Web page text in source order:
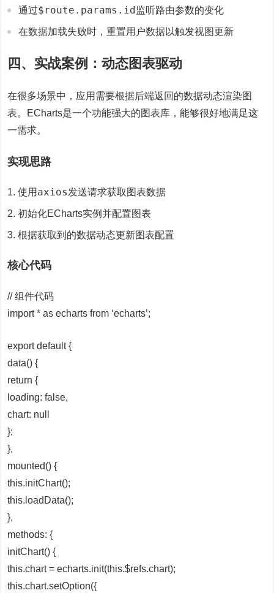
通过$route.params.id监听路由参数的变化
在数据加载失败时，重置用户数据以触发视图更新
四、实战案例：动态图表驱动
在很多场景中，应用需要根据后端返回的数据动态渲染图
表。ECharts是一个功能强大的图表库，能够很好地满足这
一需求。
实现思路
使用 axios发送请求获取图表数据
初始化ECharts实例并配置图表
根据获取到的数据动态更新图表配置
核心代码
// 组件代码
import * as echarts from ‘echarts’;
export default {
data() {
return {
loading: false,
chart: null
};
},
mounted() {
this.initChart();
this.loadData();
},
methods: {
initChart() {
this.chart = echarts.init(this.$refs.chart);
this.chart.setOption({